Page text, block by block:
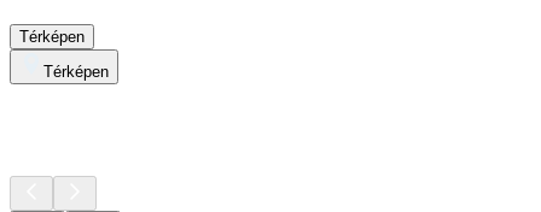
Térképen
Térképen